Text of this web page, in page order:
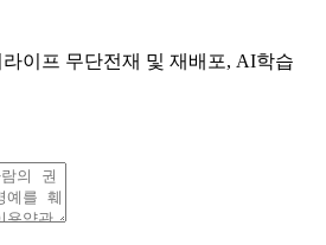
이프 무단전재 및 재배포, AI학습